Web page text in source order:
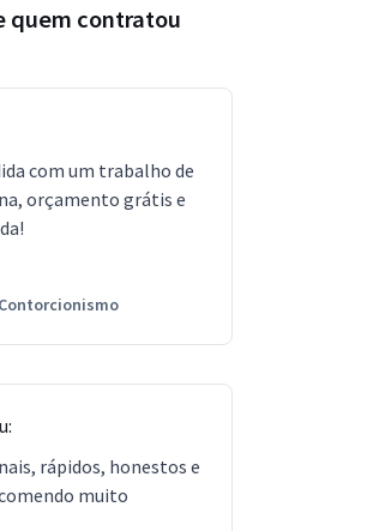
quem contratou
com um trabalho de
orçamento grátis e
Contorcionismo
rápidos, honestos e
muito